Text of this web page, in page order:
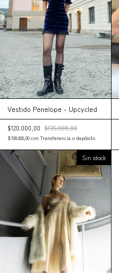
Vestido Penelope - Upcycled
$120.000,00 $135.000,00
$108.000,00 con Transferencia o depósito
Sin stock